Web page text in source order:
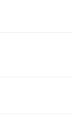
fotógrafos: Os
a capturar
Os